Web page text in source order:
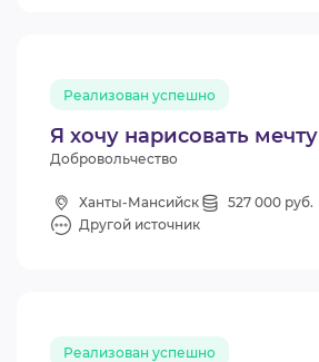
Я хочу нарисовать мечту
Реализован успешно
Добровольчество
Ханты-Мансийск
527 000 руб.
Другой источник
Реализован успешно